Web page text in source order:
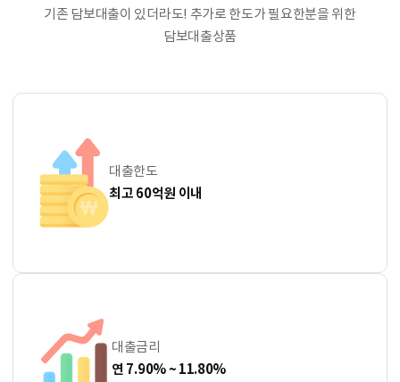
기존 담보대출이 있더라도! 추가로 한도가 필요한분을 위한
담보대출상품
대출한도
최고 60억원 이내
대출금리
연 7.90% ~ 11.80%